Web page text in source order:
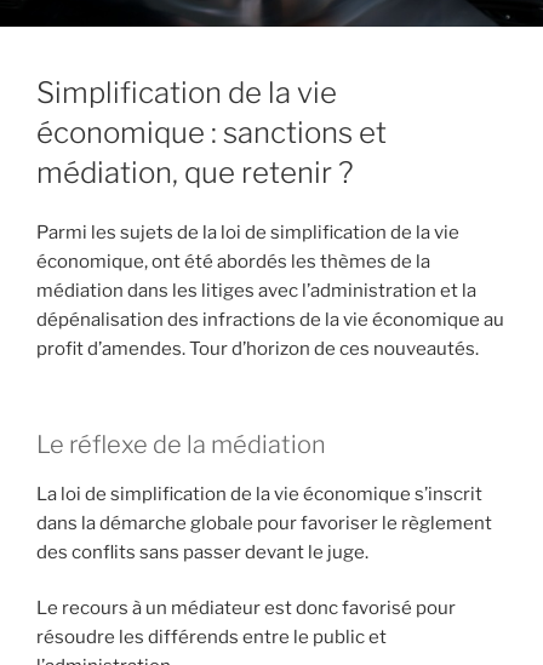
Simplification de la vie
économique : sanctions et
médiation, que retenir ?
Parmi les sujets de la loi de simplification de la vie
économique, ont été abordés les thèmes de la
médiation dans les litiges avec l’administration et la
dépénalisation des infractions de la vie économique au
profit d’amendes. Tour d’horizon de ces nouveautés.
Le réflexe de la médiation
La loi de simplification de la vie économique s’inscrit
dans la démarche globale pour favoriser le règlement
des conflits sans passer devant le juge.
Le recours à un médiateur est donc favorisé pour
résoudre les différends entre le public et